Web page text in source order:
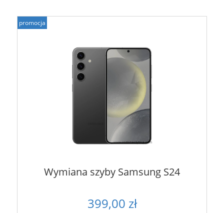
Wymiana szyby Samsung S24
399,00 zł
promocja